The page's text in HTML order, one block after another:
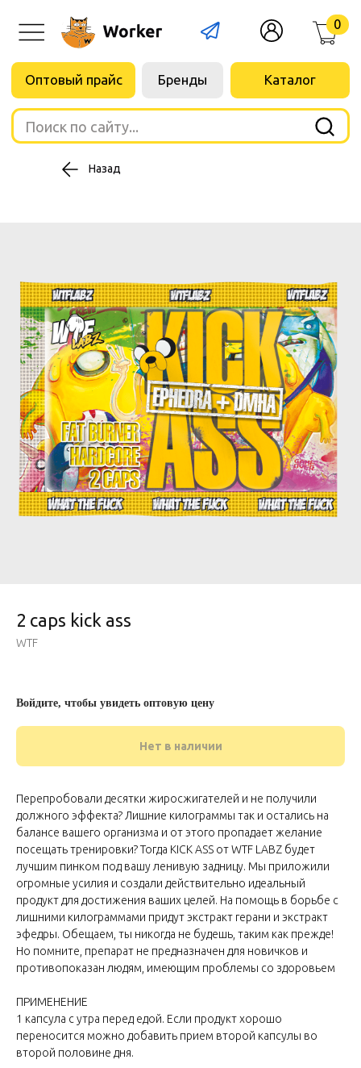
Поиск по сайту...
Назад
2 caps kick ass
WTF
Войдите, чтобы увидеть оптовую цену
Нет в наличии
Перепробовали десятки жиросжигателей и не получили
должного эффекта? Лишние килограммы так и остались на
балансе вашего организма и от этого пропадает желание
посещать тренировки? Тогда KICK ASS от WTF LABZ будет
лучшим пинком под вашу ленивую задницу. Мы приложили
огромные усилия и создали действительно идеальный
продукт для достижения ваших целей. На помощь в борьбе с
лишними килограммами придут экстракт герани и экстракт
эфедры. Обещаем, ты никогда не будешь, таким как прежде!
Но помните, препарат не предназначен для новичков и
противопоказан людям, имеющим проблемы со здоровьем
ПРИМЕНЕНИЕ
1 капсула с утра перед едой. Если продукт хорошо
переносится можно добавить прием второй капсулы во
второй половине дня.